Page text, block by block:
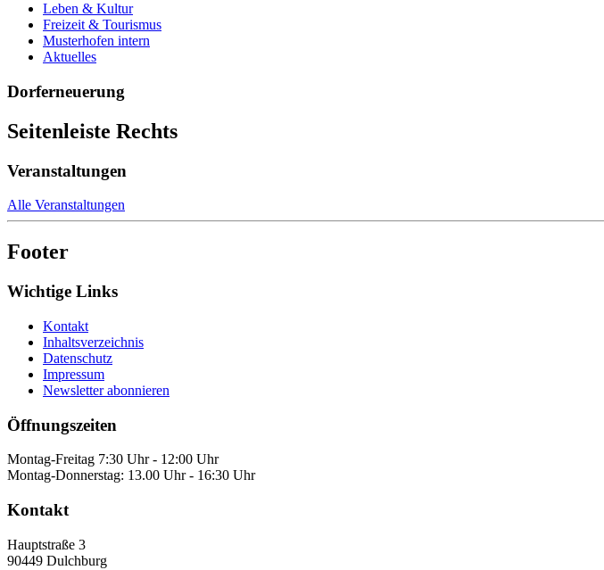
Leben & Kultur
Freizeit & Tourismus
Musterhofen intern
Aktuelles
Dorferneuerung
Seitenleiste Rechts
Veranstaltungen
Alle Veranstaltungen
Footer
Wichtige Links
Kontakt
Inhaltsverzeichnis
Datenschutz
Impressum
Newsletter abonnieren
Öffnungszeiten
Montag-Freitag 7:30 Uhr - 12:00 Uhr
Montag-Donnerstag: 13.00 Uhr - 16:30 Uhr
Kontakt
Hauptstraße 3
90449 Dulchburg